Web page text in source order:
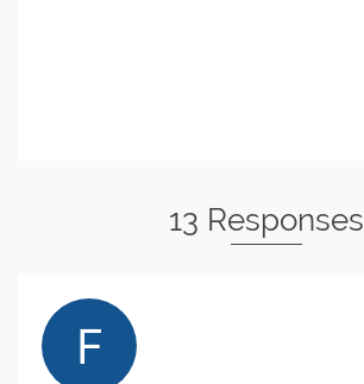
13 Responses